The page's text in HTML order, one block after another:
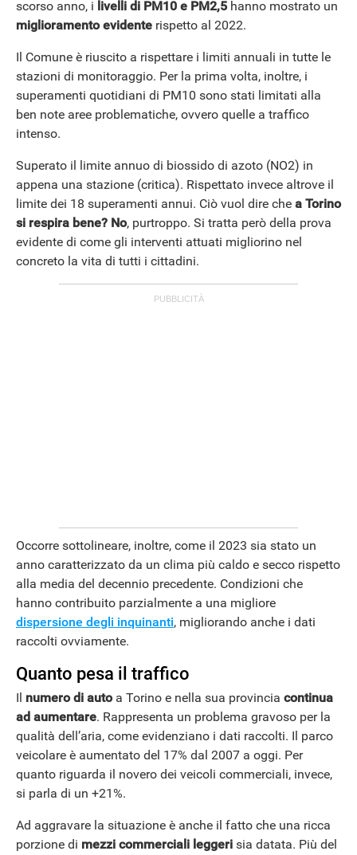
ANDROID
scorso anno, i livelli di PM10 e PM2,5 hanno mostrato un
miglioramento evidente rispetto al 2022.
Il Comune è riuscito a rispettare i limiti annuali in tutte le
stazioni di monitoraggio. Per la prima volta, inoltre, i
superamenti quotidiani di PM10 sono stati limitati alla
ben note aree problematiche, ovvero quelle a traffico
intenso.
Superato il limite annuo di biossido di azoto (NO2) in
appena una stazione (critica). Rispettato invece altrove il
limite dei 18 superamenti annui. Ciò vuol dire che a Torino
si respira bene? No, purtroppo. Si tratta però della prova
evidente di come gli interventi attuati migliorino nel
concreto la vita di tutti i cittadini.
Occorre sottolineare, inoltre, come il 2023 sia stato un
anno caratterizzato da un clima più caldo e secco rispetto
alla media del decennio precedente. Condizioni che
hanno contribuito parzialmente a una migliore
dispersione degli inquinanti, migliorando anche i dati
raccolti ovviamente.
Quanto pesa il traffico
Il numero di autoa Torino e nella sua provincia continua
ad aumentare. Rappresenta un problema gravoso per la
qualità dell’aria, come evidenziano i dati raccolti. Il parco
veicolare è aumentato del 17% dal 2007 a oggi. Per
quanto riguarda il novero dei veicoli commerciali, invece,
si parla di un +21%.
Ad aggravare la situazione è anche il fatto che una ricca
porzione di mezzi commerciali leggeri sia datata. Più del